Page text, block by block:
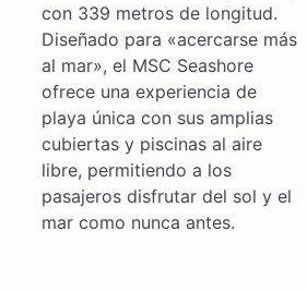
con 339 metros de longitud.
Diseñado para «acercarse más
al mar», el MSC Seashore
ofrece una experiencia de
playa única con sus amplias
cubiertas y piscinas al aire
libre, permitiendo a los
pasajeros disfrutar del sol y el
mar como nunca antes.